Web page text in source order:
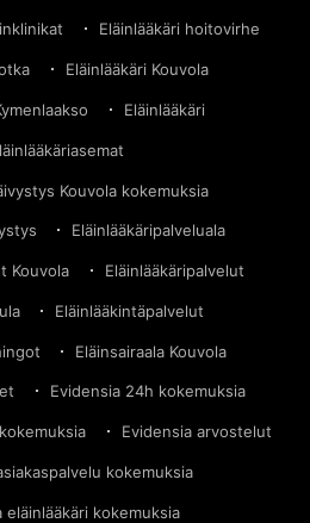
Eläinlääkäri hoitovirhe
Eläinlääkäri Kouvola
Eläinlääkäri
Kouvola kokemuksia
Eläinlääkäripalveluala
Kouvola Eläinlääkäripalvelut
Eläinlääkintäpalvelut
Eläinsairaala Kouvola
Evidensia 24h kokemuksia
Evidensia arvostelut
kokemuksia
eläinlääkäri kokemuksia